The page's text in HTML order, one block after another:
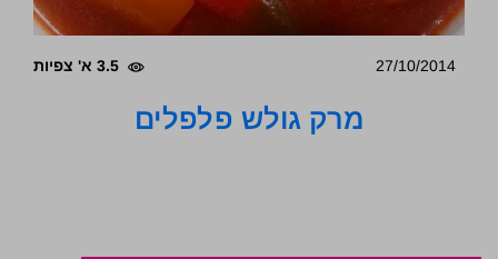
27/10/2014 3.5 א' צפיות
מרק גולש פלפלים